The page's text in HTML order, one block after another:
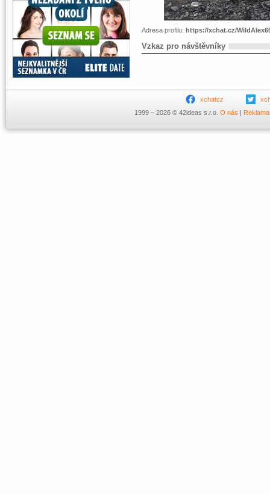
Adresa profilu: https://xchat.cz/
Vzkaz pro návštěvníky
xchatcz
1999 – 2026 © 42ideas s.r.o. O nás | Reklama